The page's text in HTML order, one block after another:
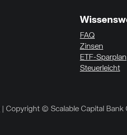
FAQ
Zinsen
ETF-Sparplan
Steuerleicht
| Copyright © Scalable Capital Bank